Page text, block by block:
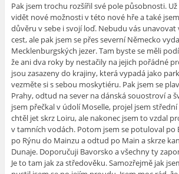
Pak jsem trochu rozšířil své pole působnosti.
vidět nové možnostiv této nové hřea také
důvěru v sebe i svojí loď. Nebudu vás unavovat
cest, ale pak jsem se přes severní Německo
Mecklenburgských jezer. Tam byste se měli
že ani dva roky by nestačily na jejich pořádné
jsou zasazeny do krajiny, která vypadá jako
vezměte si s sebou moskytiéru. Pak jsem se
Prahy, odtud na sever na dánská souostroví a
jsem přečkal v údolí Moselle, projel jsem střední
chtěl jet skrz Loiru, ale nakonec jsem to vzdal
v tamních vodách. Potom jsem se potuloval po
po Rýnu do Mainzu a odtud po Main a skrze
Dunaje. Doporučuji Bavorsko a všechny ty
Je to tam jak za středověku. Samozřejmě jak